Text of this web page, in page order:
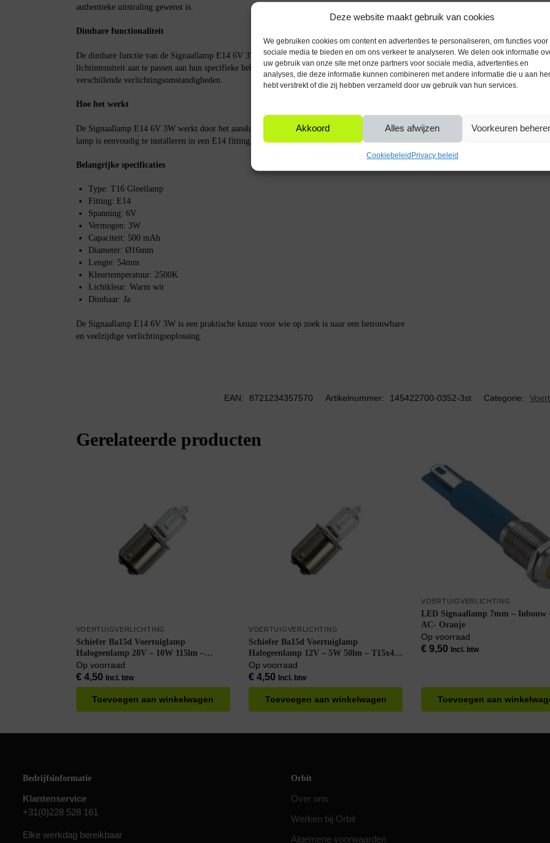
Deze website maakt gebruik van cookies
We gebruiken cookies om content en advertenties te personaliseren, om functies voor
sociale media te bieden en om ons verkeer te analyseren. We delen ook informatie
uw gebruik van onze site met onze partners voor sociale media, advertenties en
analyses, die deze informatie kunnen combineren met andere informatie die u aan
hebt verstrekt of die zij hebben verzameld door uw gebruik van hun services.
Akkoord Alles afwijzen Voorkeuren
Cookiebeleid Privacy beleid
authentieke uitstraling gewenst is.
Dimbare functionaliteit
De dimbare functie van de Signaallamp E14 6V 3W stelt gebruikers in staat om de
lichtintensiteit aan te passen aan hun specifieke behoeften, wat zorgt voor flexibiliteit in
verschillende verlichtingsomstandigheden.
Hoe het werkt
De Signaallamp E14 6V 3W werkt door het aansluiten op een geschikte stroombron van 6V. De
lamp is eenvoudig te installeren in een E14 fitting, waarna deze direct klaar is voor gebruik.
Belangrijke specificaties
Type: T16 Gloeilamp
Fitting: E14
Spanning: 6V
Vermogen: 3W
Capaciteit: 500 mAh
Diameter: Ø16mm
Lengte: 54mm
Kleurtemperatuur: 2500K
Lichtkleur: Warm wit
Dimbaar: Ja
De Signaallamp E14 6V 3W is een praktische keuze voor wie op zoek is naar een betrouwbare
en veelzijdige verlichtingsoplossing.
Voltage (V)
Wattage per lichtpunt (W)
Kleurtemperatuur (K)
EAN: 8721234357570 Artikelnummer: 145422700-0352-3st Categorie:
Gerelateerde producten
VOERTUIGVERLICHTING
Schiefer Ba15d Voertuiglamp
Halogeenlamp 28V – 10W 115lm –
T15x40 – Dimbaar – Helder
Op voorraad
€4,50 Incl. btw
Toevoegen aan winkelwagen
VOERTUIGVERLICHTING
Schiefer Ba15d Voertuiglamp
Halogeenlamp 12V – 5W 50lm – T15x40
– Dimbaar – Helder
Op voorraad
€4,50 Incl. btw
Toevoegen aan winkelwagen
VOERTUIGVERLICHTING
LED Signaallamp 7mm – Inbouw
AC- Oranje
Op voorraad
€ 9,50 Incl. btw
Toevoegen aan
Bedrijfsinformatie
Klantenservice
+31(0)228 528 161
Elke werkdag bereikbaar
Orbit
Over ons
Werken bij Orbit
Algemene voorwaarden